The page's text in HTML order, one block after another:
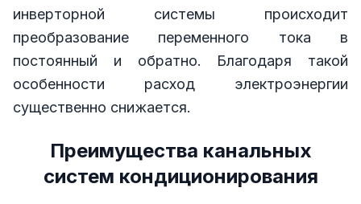
инверторной системы происходит
преобразование переменного тока в
постоянный и обратно. Благодаря такой
особенности расход электроэнергии
существенно снижается.
Преимущества канальных
систем кондиционирования